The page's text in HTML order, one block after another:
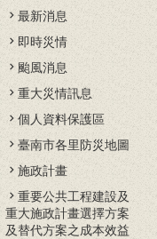
最新消息
即時災情
颱風消息
重大災情訊息
個人資料保護區
臺南市各里防災地圖
施政計畫
重要公共工程建設及
重大施政計畫選擇方案
及替代方案之成本效益